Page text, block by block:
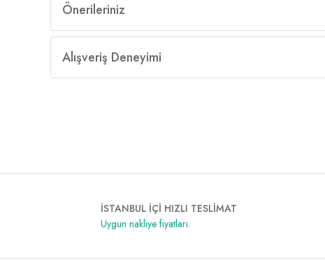
Önerileriniz
Alışveriş Deneyimi
İSTANBUL İÇİ HIZLI TESLİMAT
Uygun nakliye fiyatları.